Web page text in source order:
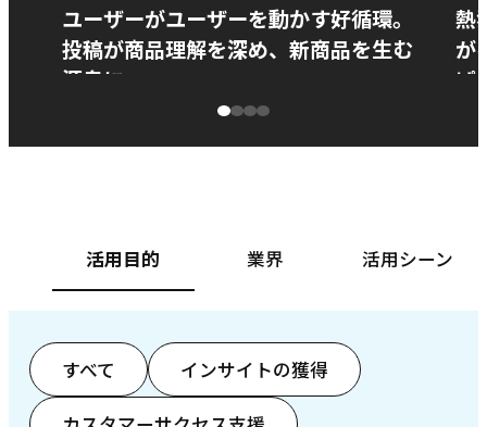
ユーザーがユーザーを動かす好循環。
投稿が商品理解を深め、新商品を生む
源泉に
熱
が
ぱ
活用目的 業界 活用シーン
すべて インサイトの獲得